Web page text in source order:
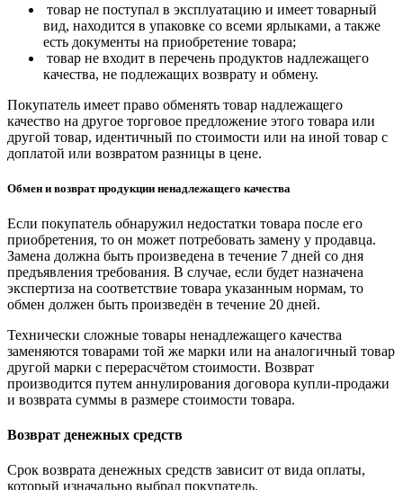
товар не поступал в эксплуатацию и имеет товарный
вид, находится в упаковке со всеми ярлыками, а также
есть документы на приобретение товара;
товар не входит в перечень продуктов надлежащего
качества, не подлежащих возврату и обмену.
Покупатель имеет право обменять товар надлежащего
качество на другое торговое предложение этого товара или
другой товар, идентичный по стоимости или на иной товар с
доплатой или возвратом разницы в цене.
Обмен и возврат продукции ненадлежащего качества
Если покупатель обнаружил недостатки товара после его
приобретения, то он может потребовать замену у продавца.
Замена должна быть произведена в течение 7 дней со дня
предъявления требования. В случае, если будет назначена
экспертиза на соответствие товара указанным нормам, то
обмен должен быть произведён в течение 20 дней.
Технически сложные товары ненадлежащего качества
заменяются товарами той же марки или на аналогичный товар
другой марки с перерасчётом стоимости. Возврат
производится путем аннулирования договора купли-продажи
и возврата суммы в размере стоимости товара.
Возврат денежных средств
Срок возврата денежных средств зависит от вида оплаты,
который изначально выбрал покупатель.